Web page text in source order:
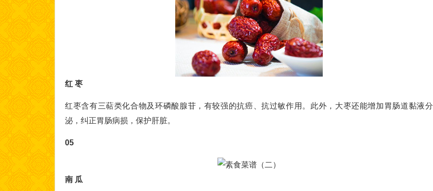
红 枣
红枣含有三萜类化合物及环磷酸腺苷，有较强的抗癌、抗过敏作用。此外，大枣还能增加胃肠道黏液分
泌，纠正胃肠病损，保护肝脏。
05
南 瓜